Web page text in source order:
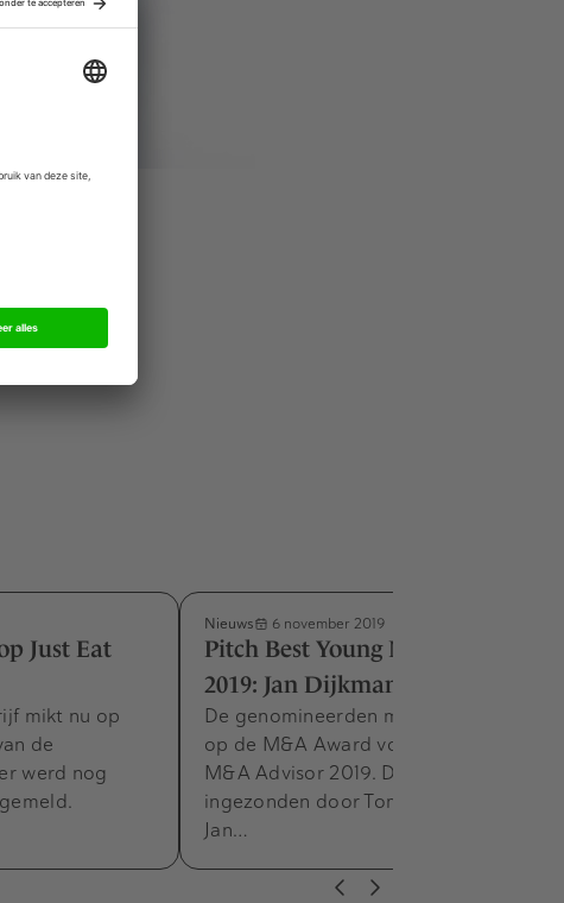
Bay
handen was
Just Eat
mikt nu op
de
werd nog
Nieuws 6 november 2019
Pitch Best Young M&A Advisor
2019: Jan Dijkmans, Marktlink
De genomineerden maken dit jaar kans
op de M&A Award voor Best Young
M&A Advisor 2019. Deze pitch is
ingezonden door Tom Beltman voor
Jan…